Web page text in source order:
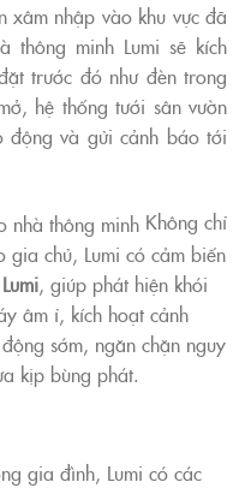
nhập vào khu vực đã
thông minh Lumi sẽ kích
trước đó như đèn trong
hệ thống tưới sân vườn
động và gửi cảnh báo tới
Không chỉ
chủ, Lumi có cảm biến
, giúp phát hiện khói
âm ỉ, kích hoạt cảnh
sớm, ngăn chặn nguy
kịp bùng phát.
gia đình, Lumi có các